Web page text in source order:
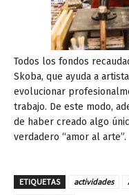
Todos los fondos
Skoba, que ayuda a
evolucionar
trabajo. De este modo,
de haber creado algo
verdadero “amor al arte”.
ETIQUETAS actividades